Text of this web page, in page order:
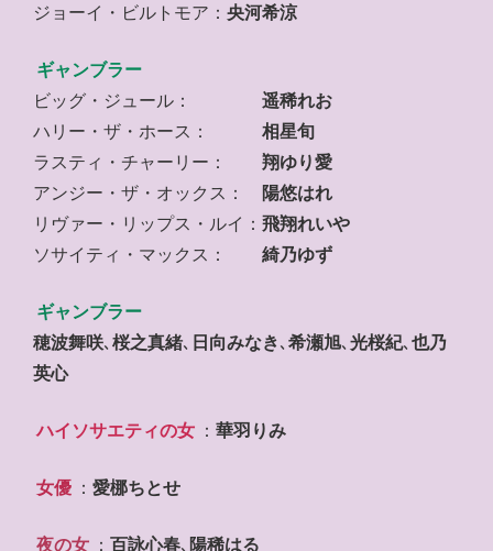
ジョーイ・ビルトモア： 央河希涼
ギャンブラー
ビッグ・ジュール： 遥稀れお
ハリー・ザ・ホース： 相星旬
ラスティ・チャーリー： 翔ゆり愛
アンジー・ザ・オックス： 陽悠はれ
リヴァー・リップス・ルイ： 飛翔れいや
ソサイティ・マックス： 綺乃ゆず
ギャンブラー
穂波舞咲､ 桜之真緒､ 日向みなき､ 希瀬旭､ 光桜紀､ 也乃
英心
ハイソサエティの女 ：華羽りみ
女優 ：愛梛ちとせ
夜の女 ：百詠心春､ 陽稀はる